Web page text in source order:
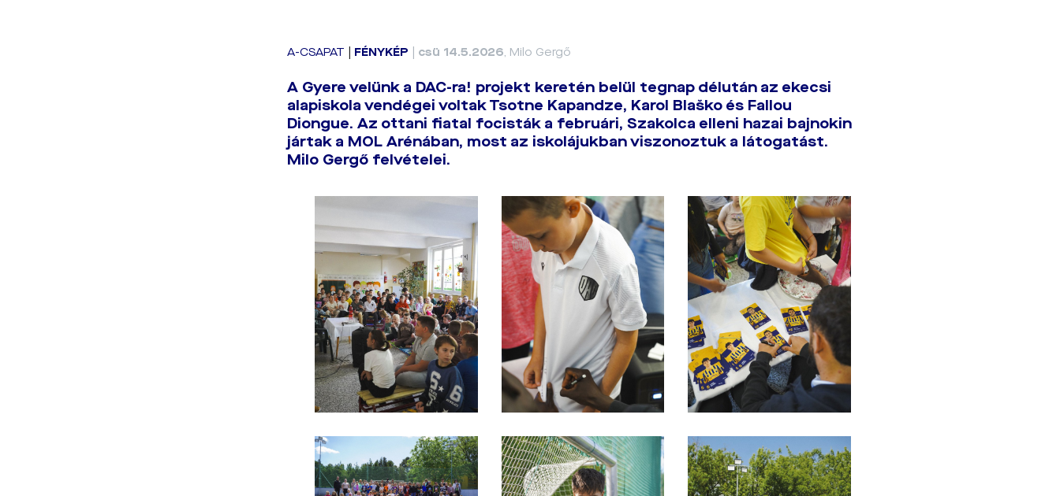
A-CSAPAT FÉNYKÉP csü 14.5.2026, Milo Gergő
A Gyere velünk a DAC-ra! projekt keretén belül tegnap délután az ekecsi
alapiskola vendégei voltak Tsotne Kapandze, Karol Blaško és Fallou
Diongue. Az ottani fiatal focisták a februári, Szakolca elleni hazai bajnokin
jártak a MOL Arénában, most az iskolájukban viszonoztuk a látogatást.
Milo Gergő felvételei.